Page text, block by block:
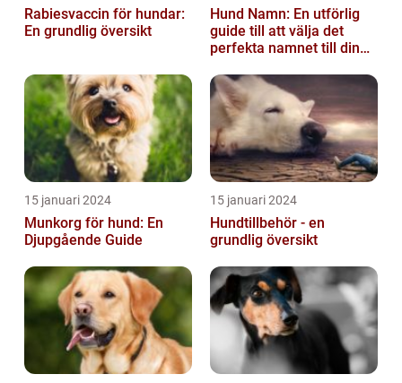
Rabiesvaccin för hundar:
En grundlig översikt
Hund Namn: En utförlig
guide till att välja det
perfekta namnet till din
15 januari 2024
Munkorg för hund: En
Djupgående Guide
15 januari 2024
Hundtillbehör - en
grundlig översikt